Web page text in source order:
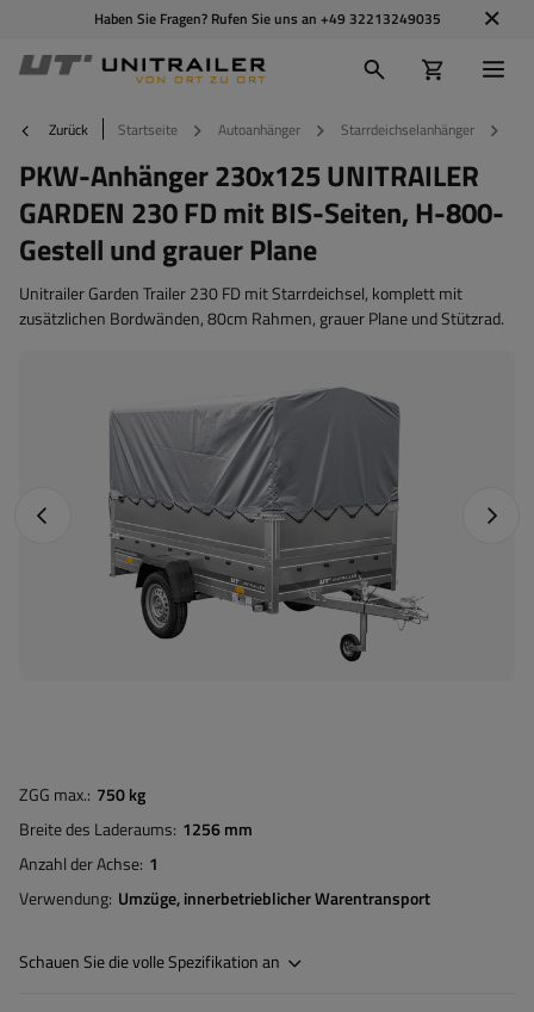
Haben Sie Fragen? Rufen Sie uns an +49 32213249035
Zurück Startseite Autoanhänger Starrdeichselanhänger
PKW-Anhänger 230x125 UNITRAILER
GARDEN 230 FD mit BIS-Seiten, H-800-
Gestell und grauer Plane
Unitrailer Garden Trailer 230 FD mit Starrdeichsel, komplett mit
zusätzlichen Bordwänden, 80cm Rahmen, grauer Plane und Stützrad.
Vorheriges Foto
ZGG max. 750 kg
Breite des Laderaums 1256 mm
Anzahl der Achse 1
Verwendung Umzüge innerbetrieblicher Warentransport
Schauen Sie die volle Spezifikation an